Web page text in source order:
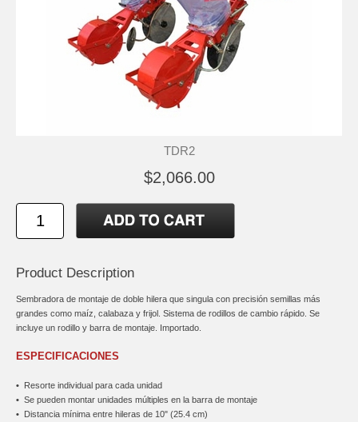
TDR2
$2,066.00
Product Description
Sembradora de montaje de doble hilera que singula con precisión semillas más
grandes como maíz, calabaza y frijol. Sistema de rodillos de cambio rápido. Se
incluye un rodillo y barra de montaje. Importado.
ESPECIFICACIONES
• Resorte individual para cada unidad
• Se pueden montar unidades múltiples en la barra de montaje
• Distancia mínima entre hileras de 10" (25.4 cm)